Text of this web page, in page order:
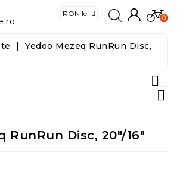
0
Yedoo Mezeq RunRun Disc,


RunRun Disc, 20"/16"